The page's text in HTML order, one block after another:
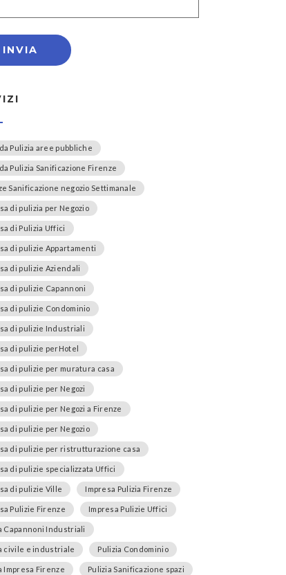
Pulizia aree pubbliche
Pulizia Sanificazione Firenze
Sanificazione negozio Settimanale
di pulizia per Negozio
di Pulizia Uffici
di pulizie Appartamenti
di pulizie Aziendali
di pulizie Capannoni
di pulizie Condominio
di pulizie Industriali
di pulizie perHotel
di pulizie per muratura casa
di pulizie per Negozi
di pulizie per Negozi a Firenze
di pulizie per Negozio
di pulizie per ristrutturazione casa
di pulizie specializzata Uffici
di pulizie Ville Impresa Pulizia Firenze
Pulizie Firenze Impresa Pulizie Uffici
Capannoni Industriali
civile e industriale Pulizia Condominio
Impresa Firenze Pulizia Sanificazione spazi